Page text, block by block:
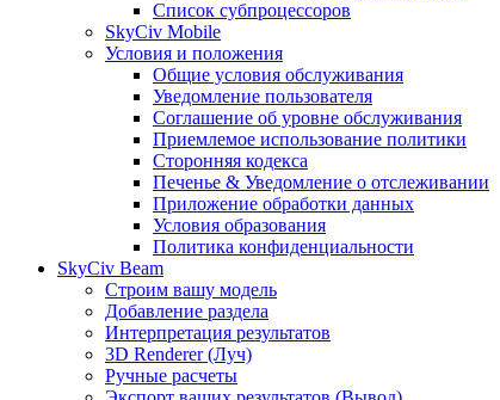
Список субпроцессоров
SkyCiv Mobile
Условия и положения
Общие условия обслуживания
Уведомление пользователя
Соглашение об уровне обслуживания
Приемлемое использование политики
Сторонняя кодекса
Печенье & Уведомление о отслеживании
Приложение обработки данных
Условия образования
Политика конфиденциальности
SkyCiv Beam
Строим вашу модель
Добавление раздела
Интерпретация результатов
3D Renderer (Луч)
Ручные расчеты